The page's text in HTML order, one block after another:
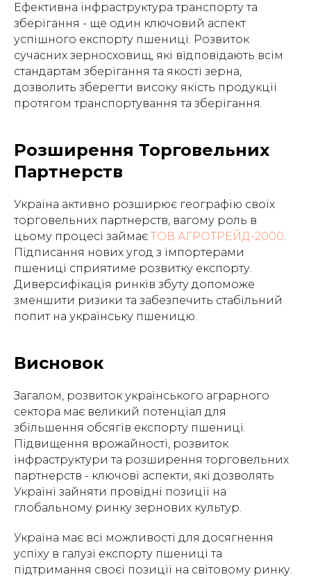
Ефективна інфраструктура транспорту та
зберігання - ще один ключовий аспект
успішного експорту пшениці. Розвиток
сучасних зерносховищ, які відповідають всім
стандартам зберігання та якості зерна,
дозволить зберегти високу якість продукції
протягом транспортування та зберігання.
Розширення Торговельних
Партнерств
Україна активно розширює географію своїх
торговельних партнерств, вагому роль в
цьому процесі займає ТОВ АГРОТРЕЙД-2000.
Підписання нових угод з імпортерами
пшениці сприятиме розвитку експорту.
Диверсифікація ринків збуту допоможе
зменшити ризики та забезпечить стабільний
попит на українську пшеницю.
Висновок
Загалом, розвиток українського аграрного
сектора має великий потенціал для
збільшення обсягів експорту пшениці.
Підвищення врожайності, розвиток
інфраструктури та розширення торговельних
партнерств - ключові аспекти, які дозволять
Україні зайняти провідні позиції на
глобальному ринку зернових культур.
Україна має всі можливості для досягнення
успіху в галузі експорту пшениці та
підтримання своєї позиції на світовому ринку.